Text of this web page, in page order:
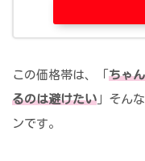
この価格帯は、「 ちゃ
るのは避けたい 」そん
ンです。